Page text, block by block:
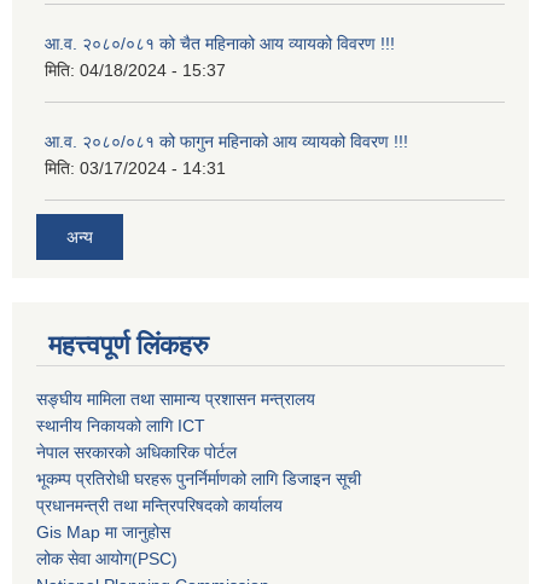
आ.व. २०८०/०८१ को चैत महिनाको आय व्यायको विवरण !!!
मिति: 04/18/2024 - 15:37
आ.व. २०८०/०८१ को फागुन महिनाको आय व्यायको विवरण !!!
मिति: 03/17/2024 - 14:31
अन्य
महत्त्वपूर्ण लिंकहरु
सङ्घीय मामिला तथा सामान्य प्रशासन मन्त्रालय
स्थानीय निकायको लागि ICT
नेपाल सरकारको अधिकारिक पोर्टल
भूकम्प प्रतिरोधी घरहरू पुनर्निर्माणको लागि डिजाइन सूची
प्रधानमन्त्री तथा मन्त्रिपरिषदको कार्यालय
Gis Map मा जानुहोस
लोक सेवा आयोग(PSC)